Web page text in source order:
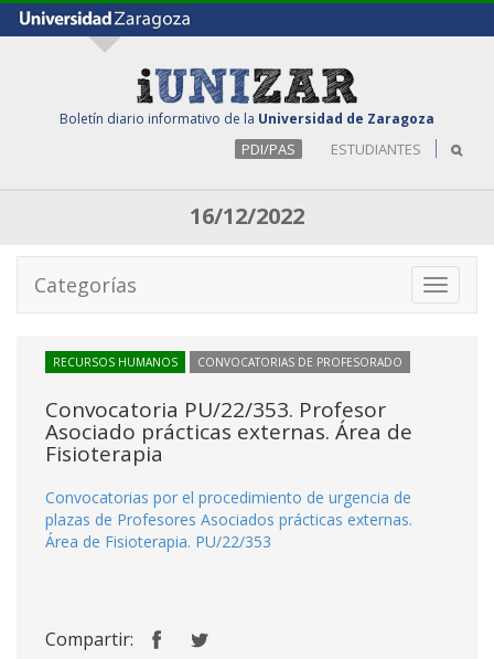
Boletín diario informativo de la Universidad de Zaragoza
PDI/PAS ESTUDIANTES
16/12/2022
Toggle
Categorías
RECURSOS HUMANOS CONVOCATORIAS DE PROFESORADO
Convocatoria PU/22/353. Profesor
Asociado prácticas externas. Área de
Fisioterapia
Convocatorias por el procedimiento de urgencia de
plazas de Profesores Asociados prácticas externas.
Área de Fisioterapia. PU/22/353
Compartir: